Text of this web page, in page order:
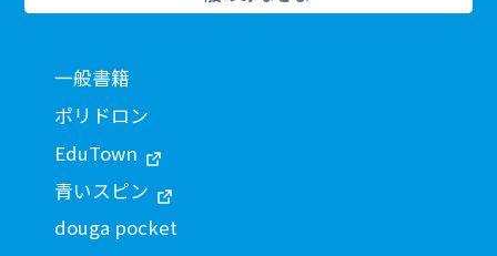
一般書籍
ポリドロン
EduTown
青いスピン
douga pocket